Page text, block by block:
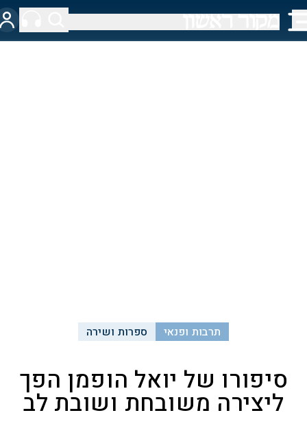
תרבות ופנאי ספרות ושירה
סיפורו של יואל הופמן הפך
ליצירה משובחת ושובת לב